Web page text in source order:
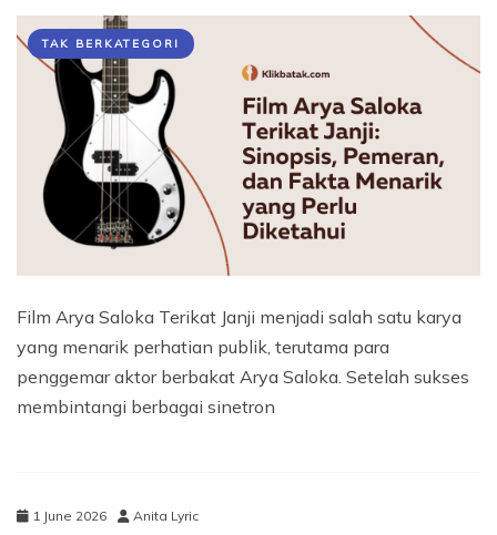
TAK BERKATEGORI
Film Arya Saloka Terikat Janji menjadi salah satu karya
yang menarik perhatian publik, terutama para
penggemar aktor berbakat Arya Saloka. Setelah sukses
membintangi berbagai sinetron
1 June 2026 Anita Lyric